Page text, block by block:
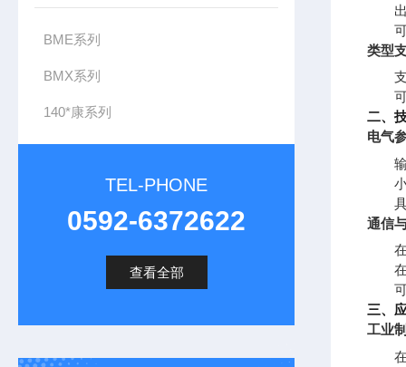
BME系列
BMX系列
140*康系列
TEL-PHONE
0592-6372622
查看全部
类型
二、
电气
通信
三、
工业